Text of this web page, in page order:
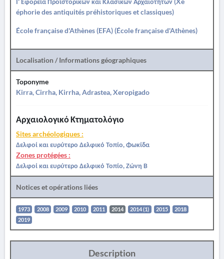
éphorie des antiquités préhistoriques et classiques)
École française d'Athènes (EFA) (École française d'Athènes)
Localisation / Informations géographiques
Toponyme
Kirra, Cirrha, Kirrha, Adrastea, Xeropigado
Αρχαιολογικό Κτηματολόγιο
Sites archéologiques :
Δελφοί και ευρύτερο Δελφικό Τοπίο, Φωκίδα
Zones protégées :
Δελφοί και ευρύτερο Δελφικό Τοπίο, Ζώνη Β
Notices et opérations liées
1973 2008 2009 2010 2011 2014 2014 (1) 2015
2018
2019
Description